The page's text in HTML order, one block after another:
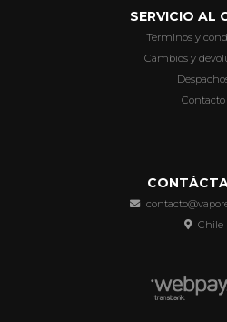
SERVICIO AL
Terminos y
Cambios y
Contacto
Chile